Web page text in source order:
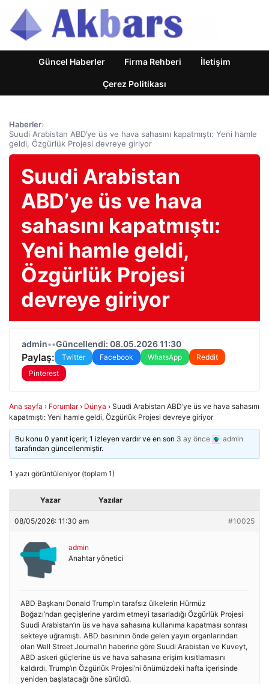
Güncel Haberler Firma Rehberi İletişim
Çerez Politikası
Haberler›
Suudi Arabistan ABD’ye üs ve hava sahasını kapatmıştı: Yeni hamle
geldi, Özgürlük Projesi devreye giriyor
Suudi Arabistan
ABD’ye üs ve hava
sahasını kapatmıştı:
Yeni hamle geldi,
Özgürlük Projesi
devreye giriyor
admin••Güncellendi: 08.05.2026 11:30
Paylaş: Twitter Facebook WhatsApp
Reddit
Pinterest
Ana sayfa › Forumlar › Dünya › Suudi Arabistan ABD’ye üs ve hava sahasını
kapatmıştı: Yeni hamle geldi, Özgürlük Projesi devreye giriyor
Bu konu 0 yanıt içerir, 1 izleyen vardır ve en son 3 ay önce
admin
tarafından güncellenmiştir.
1 yazı görüntüleniyor (toplam 1)
Yazar Yazılar
08/05/2026: 11:30 am #10025
admin
Anahtar yönetici
ABD Başkanı Donald Trump’ın tarafsız ülkelerin Hürmüz
Boğazı’ndan geçişlerine yardım etmeyi tasarladığı Özgürlük Projesi
Suudi Arabistan’ın üs ve hava sahasına kullanıma kapatması sonrası
sekteye uğramıştı. ABD basınının önde gelen yayın organlarından
olan Wall Street Journal’ın haberine göre Suudi Arabistan ve Kuveyt,
ABD askeri güçlerine üs ve hava sahasına erişim kısıtlamasını
kaldırdı. Trump’ın Özgürlük Projesi’ni önümüzdeki hafta içerisinde
yeniden başlatacağı öne sürüldü.